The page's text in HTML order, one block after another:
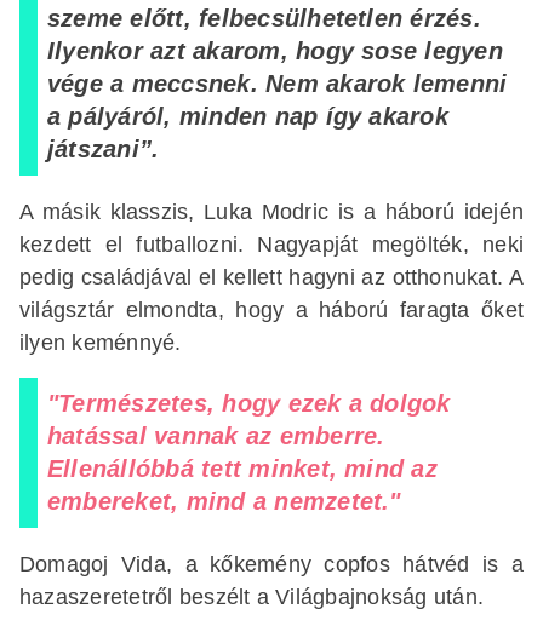
szeme előtt, felbecsülhetetlen érzés.
Ilyenkor azt akarom, hogy sose legyen
vége a meccsnek. Nem akarok lemenni
a pályáról, minden nap így akarok
játszani”.
A másik klasszis, Luka Modric is a háború idején
kezdett el futballozni. Nagyapját megölték, neki
pedig családjával el kellett hagyni az otthonukat. A
világsztár elmondta, hogy a háború faragta őket
ilyen keménnyé.
"Természetes, hogy ezek a dolgok
hatással vannak az emberre.
Ellenállóbbá tett minket, mind az
embereket, mind a nemzetet."
Domagoj Vida, a kőkemény copfos hátvéd is a
hazaszeretetről beszélt a Világbajnokság után.